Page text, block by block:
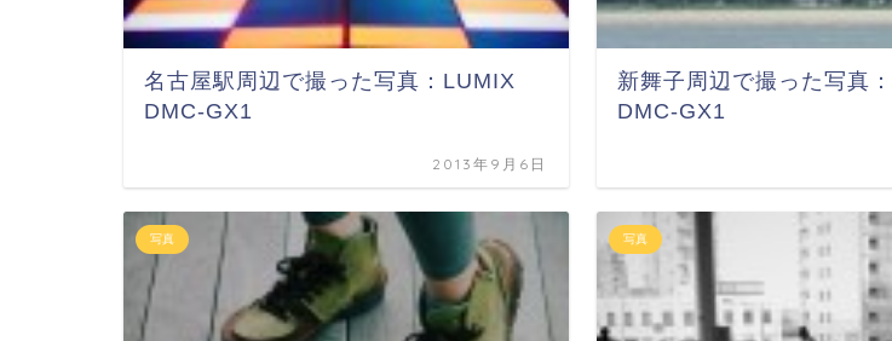
名古屋駅周辺で撮った写真：LUMIX
DMC-GX1
2013年9月6日
新舞子周辺で撮った写真
DMC-GX1
写真 写真